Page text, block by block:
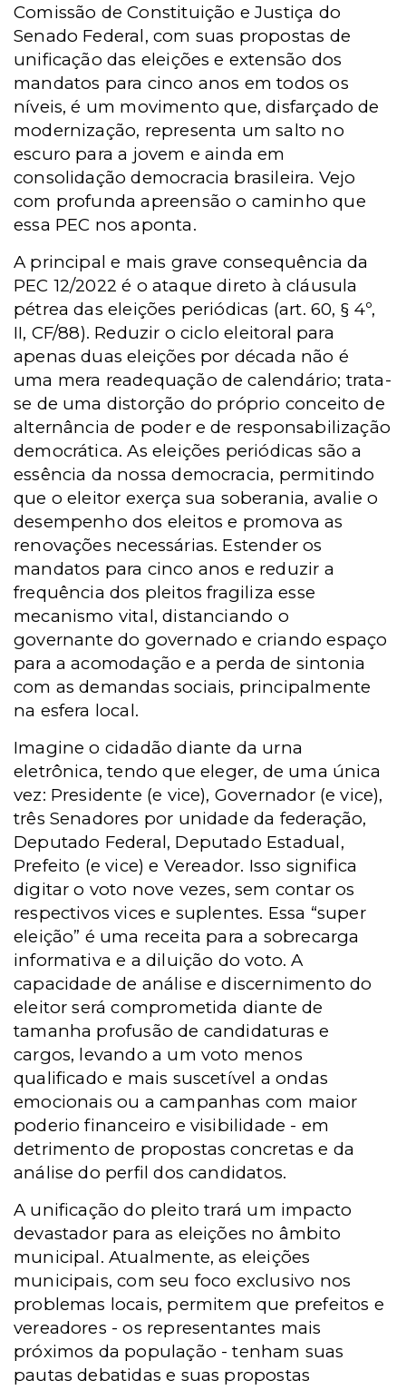
Comissão de Constituição e Justiça do
Senado Federal, com suas propostas de
unificação das eleições e extensão dos
mandatos para cinco anos em todos os
níveis, é um movimento que, disfarçado de
modernização, representa um salto no
escuro para a jovem e ainda em
consolidação democracia brasileira. Vejo
com profunda apreensão o caminho que
essa PEC nos aponta.
A principal e mais grave consequência da
PEC 12/2022 é o ataque direto à cláusula
pétrea das eleições periódicas (art. 60, § 4º,
II, CF/88). Reduzir o ciclo eleitoral para
apenas duas eleições por década não é
uma mera readequação de calendário; trata-
se de uma distorção do próprio conceito de
alternância de poder e de responsabilização
democrática. As eleições periódicas são a
essência da nossa democracia, permitindo
que o eleitor exerça sua soberania, avalie o
desempenho dos eleitos e promova as
renovações necessárias. Estender os
mandatos para cinco anos e reduzir a
frequência dos pleitos fragiliza esse
mecanismo vital, distanciando o
governante do governado e criando espaço
para a acomodação e a perda de sintonia
com as demandas sociais, principalmente
na esfera local.
Imagine o cidadão diante da urna
eletrônica, tendo que eleger, de uma única
vez: Presidente (e vice), Governador (e vice),
três Senadores por unidade da federação,
Deputado Federal, Deputado Estadual,
Prefeito (e vice) e Vereador. Isso significa
digitar o voto nove vezes, sem contar os
respectivos vices e suplentes. Essa “super
eleição” é uma receita para a sobrecarga
informativa e a diluição do voto. A
capacidade de análise e discernimento do
eleitor será comprometida diante de
tamanha profusão de candidaturas e
cargos, levando a um voto menos
qualificado e mais suscetível a ondas
emocionais ou a campanhas com maior
poderio financeiro e visibilidade - em
detrimento de propostas concretas e da
análise do perfil dos candidatos.
A unificação do pleito trará um impacto
devastador para as eleições no âmbito
municipal. Atualmente, as eleições
municipais, com seu foco exclusivo nos
problemas locais, permitem que prefeitos e
vereadores - os representantes mais
próximos da população - tenham suas
pautas debatidas e suas propostas